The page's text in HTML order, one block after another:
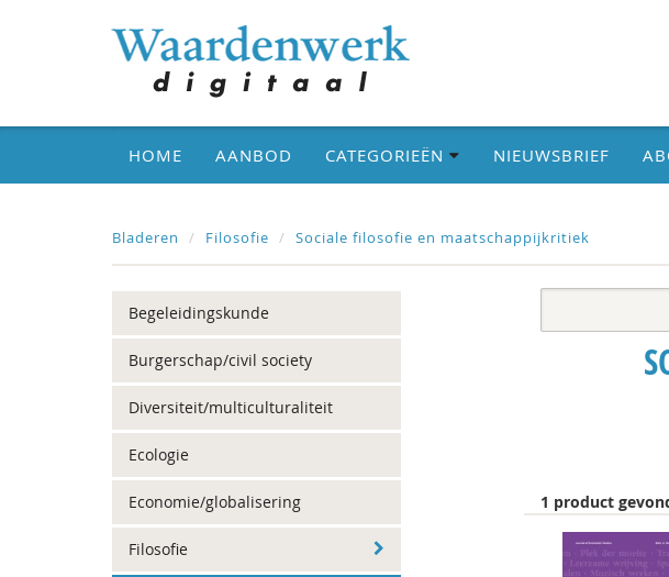
HOME AANBOD CATEGORIEËN NIEUWSBRIEF
Bladeren Filosofie Sociale filosofie en maatschappijkritiek
Begeleidingskunde
Burgerschap/civil society
Diversiteit/multiculturaliteit
Ecologie
Economie/globalisering
Filosofie
1 product